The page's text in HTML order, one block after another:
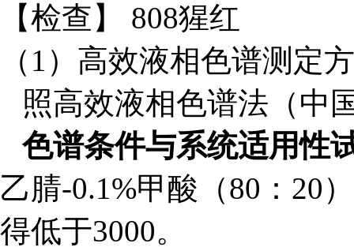
【检查】 808猩红
（1）高效液相色谱测定
照高效液相色谱法（中
色谱条件与系统适用性
乙腈-0.1%甲酸（80：20
得低于3000。